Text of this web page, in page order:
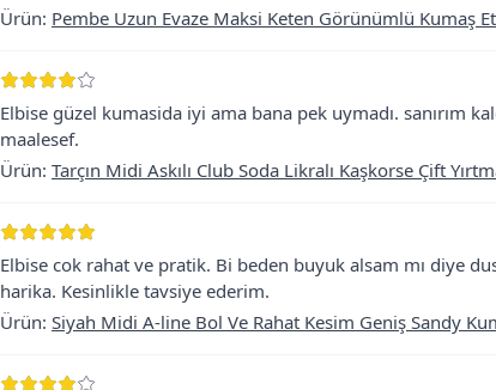
Ürün: Pembe Uzun Evaze Maksi Keten Görünümlü Kumaş
Elbise güzel kumasida iyi ama bana pek uymadı. sanırım
maalesef.
Ürün: Tarçın Midi Askılı Club Soda Likralı Kaşkorse Çift
Elbise cok rahat ve pratik. Bi beden buyuk alsam mı diye
harika. Kesinlikle tavsiye ederim.
Ürün: Siyah Midi A-line Bol Ve Rahat Kesim Geniş Sandy